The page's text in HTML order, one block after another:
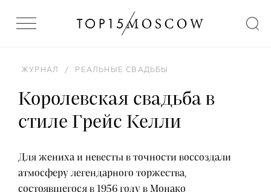
ЖУРНАЛ / РЕАЛЬНЫЕ СВАДЬБЫ
Королевская свадьба в
стиле Грейс Келли
Для жениха и невесты в точности воссоздали
атмосферу легендарного торжества,
состоявшегося в 1956 году в Монако